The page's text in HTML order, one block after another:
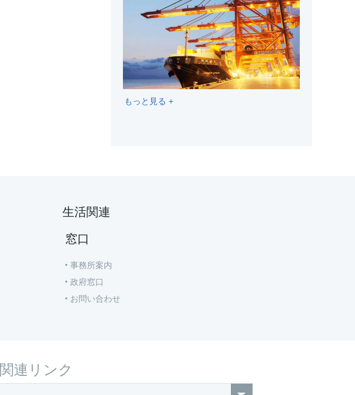
もっと見る +
生活関連
窓口
事務所案内
政府窓口
お問い合わせ
関連リンク